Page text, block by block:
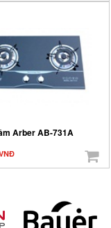
Arber AB-731A